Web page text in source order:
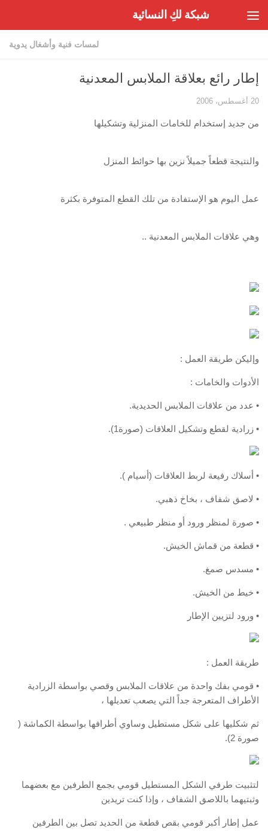
شبكة لكِ النسائية
لمسات فنية وأشغال يدوية
إطار رائع بعلاقة الملابس المعدنية
20 أغسطس، 2006
من جديد إستخدام للخامات المنزلية وتشكيلها
والنتيجة قطعاً جميلاً نزين بها حوائط المنزل
عمل اليوم هو الإستفادة من تلك القطع المتوفرة بكثرة
وهي علاقات الملابس المعدنية ..
وإليكن طريقة العمل :
الأدوات والخامات :
• عدد من علاقات الملابس الحديدية.
• زرادية لقطع وتشكيل العلاقات (صورة1).
• أسلاك رفيعة لربط العلاقات (أسيام ).
• لاصق شفاف ، بخاخ ذهبي.
• صورة لمنظر ورود أو منظر طبيعي .
• قطعة من قماش الخيش.
• مسدس صمغ.
• خيط من الخيش.
• ورود لتزيين الإطار
طريقة العمل :
• قومي بفك واحدة من علاقات الملابس وقصي بواسطة الزرادية
الأطراف المتعرجة جداً التي يصعب تعديلها ،
ثم شكليها على شكل مستطيل وساوي أطرافها بواسطة الكماشة (
صورة 2).
لتثبيت طرفي الشكل المستطيل قومي بجمع الطرفين مع بعضهما
وثبتيهما باللاصق الشفاف ، وإذا كنت تريدين
عمل إطار أكبر قومي بقص قطعة من الحديد تصل بين الطرفين